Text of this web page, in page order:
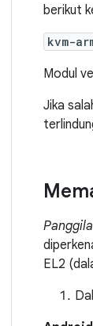
berikut
kvm-
Modul
Jika
EL2